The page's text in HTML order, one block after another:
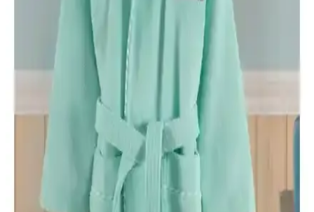
Arvilla Home ve Özdilek Point Happy Bornoz
Setleri Karşılaştırması: Hangi Ürün Sizin İçin
İki popüler bornoz seti Arvilla Home ve Özdilek Point Happy'yi
karşılaştırıyoruz. Konfor, kalite ve fiyat açısından detaylı analizle
sizin için en uygun seçeneği belirleyin.
Ephemeris ve Mira Home Kapüşonlu Peştemal
Bornoz Karşılaştırması
İşte Ephemeris ve Mira Home kapüşonlu bornozların özellikleri,
kullanıcı yorumları ve karşılaştırması. Hangi ürün ihtiyaçlarınıza
daha uygun? Detaylar burada.